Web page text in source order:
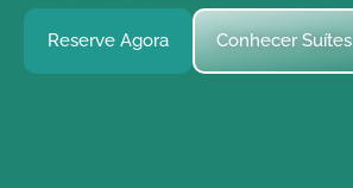
Reserve Agora Conhecer Suítes